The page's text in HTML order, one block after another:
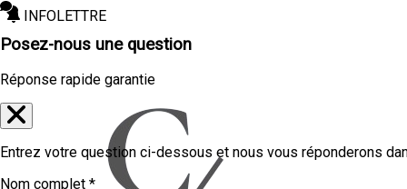
INFOLETTRE
Posez-nous une question
Réponse rapide garantie
Entrez votre question ci-dessous et nous vous réponderons
Nom complet *